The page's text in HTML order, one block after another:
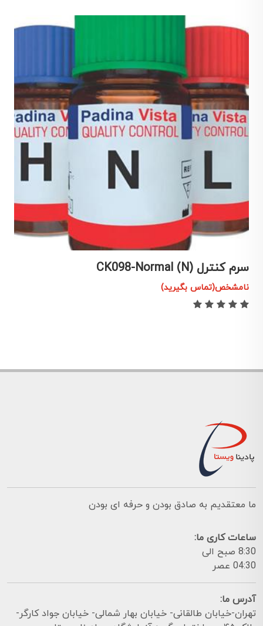
سرم کنترل CK098-Normal (N)
نامشخص(تماس بگیرید)
ما معتقدیم به صادق بودن و حرفه ای بودن
ساعات کاری ما:
8:30 صبح الی
04:30 عصر
آدرس ما:
تهران-خیابان طالقانی- خیابان بهار شمالی- خیابان جواد کارگر-